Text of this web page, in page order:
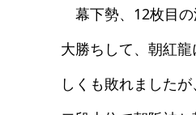
幕下勢、12枚目の
大勝ちして、朝紅
しくも敗れました